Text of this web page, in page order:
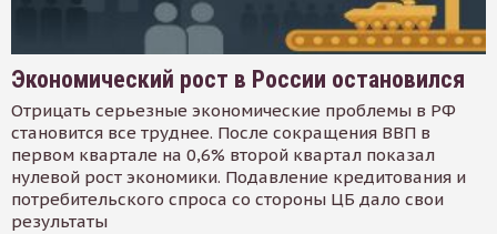
Экономический рост в России остановился
Отрицать серьезные экономические проблемы в РФ
становится все труднее. После сокращения ВВП в
первом квартале на 0,6% второй квартал показал
нулевой рост экономики. Подавление кредитования и
потребительского спроса со стороны ЦБ дало свои
результаты